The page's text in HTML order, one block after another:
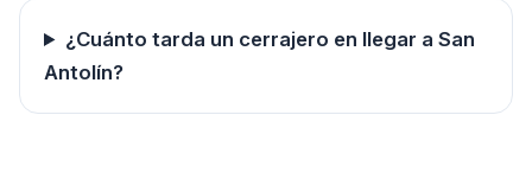
¿Cuánto tarda un cerrajero en llegar a San
Antolín?